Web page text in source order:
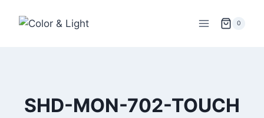
Inhalt
0
SHD-MON-702-TOUCH